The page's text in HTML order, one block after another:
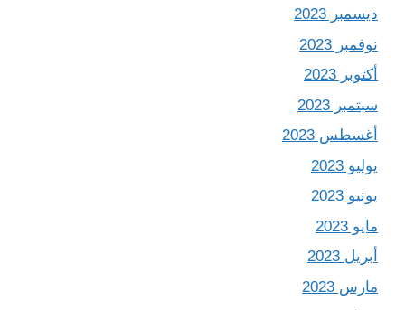
ديسمبر 2023
نوفمبر 2023
أكتوبر 2023
سبتمبر 2023
أغسطس 2023
يوليو 2023
يونيو 2023
مايو 2023
أبريل 2023
مارس 2023